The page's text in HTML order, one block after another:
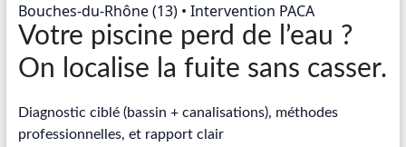
Expert
France
Recherche
Bouches-du-Rhône (13) • Intervention PACA
Votre piscine perd de l’eau ?
On localise la fuite sans casser.
Diagnostic ciblé (bassin + canalisations), méthodes
professionnelles, et rapport clair